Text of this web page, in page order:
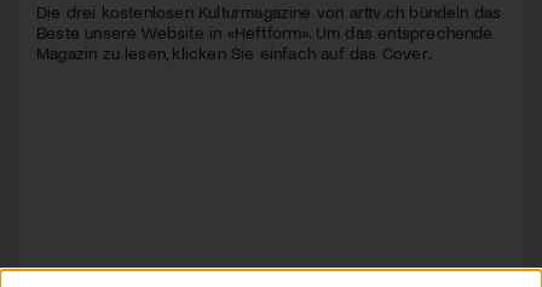
Die drei kostenlosen Kulturmagazine von arttv.ch bündeln das
Beste unsere Website in «Heftform». Um das entsprechende
Magazin zu lesen, klicken Sie einfach auf das Cover.